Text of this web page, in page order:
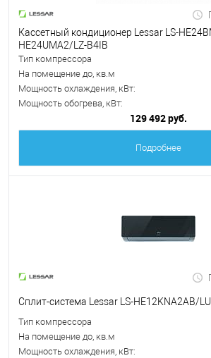
Кассетный кондиционер Lessar LS-
HE24UMA2/LZ-B4IB
Тип компрессора
На помещение до, кв.м
Мощность охлаждения, кВт:
Мощность обогрева, кВт:
129 492 руб.
Подробнее
Сплит-система Lessar LS-HE12KNA2AB/
Тип компрессора
На помещение до, кв.м
Мощность охлаждения, кВт: